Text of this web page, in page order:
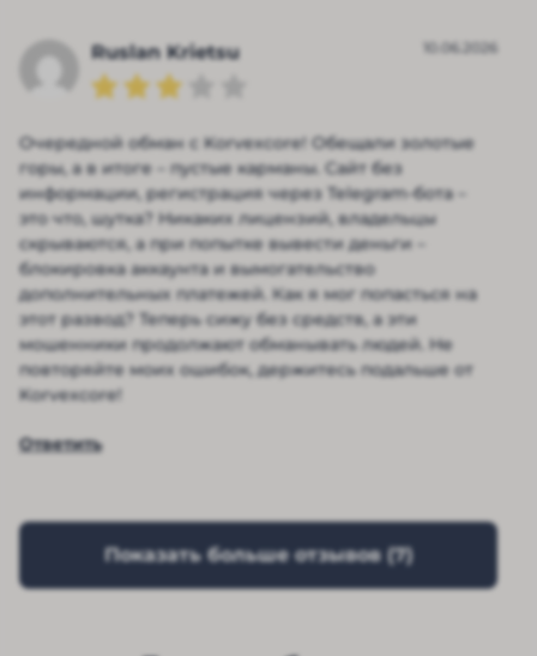
Ruslan Krietsu 10.06.2026
Очередной обман с Korvexcore! Обещали золотые
горы, а в итоге – пустые карманы. Сайт без
информации, регистрация через Telegram-бота –
это что, шутка? Никаких лицензий, владельцы
скрываются, а при попытке вывести деньги –
блокировка аккаунта и вымогательство
дополнительных платежей. Как я мог попасться на
этот развод? Теперь сижу без средств, а эти
мошенники продолжают обманывать людей. Не
повторяйте моих ошибок, держитесь подальше от
Korvexcore!
Ответить
Показать больше отзывов (7)